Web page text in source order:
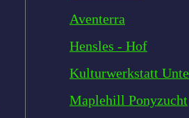
Aventerra
Hensles - Hof
Kulturwerkstatt
Maplehill Ponyzucht